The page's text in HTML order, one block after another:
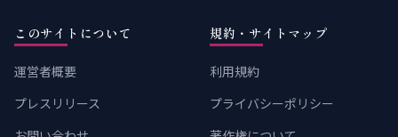
このサイトについて
運営者概要
プレスリリース
規約・サイトマップ
利用規約
プライバシーポリシー